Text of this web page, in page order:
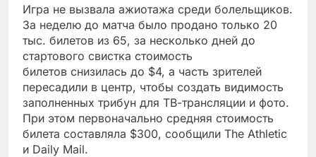
Игра не вызвала ажиотажа среди болельщиков.
За неделю до матча было продано только 20
тыс. билетов из 65, за несколько дней до
стартового свистка стоимость
билетов снизилась до $4, а часть зрителей
пересадили в центр, чтобы создать видимость
заполненных трибун для ТВ-трансляции и фото.
При этом первоначально средняя стоимость
билета составляла $300, сообщили The Athletic
и Daily Mail.